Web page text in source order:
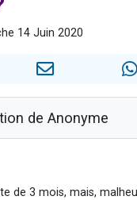
2 nouvelles musiques
8 personnes viennent de faire un don
14 Juin 2020
de Anonyme
de 3 mois, mais,